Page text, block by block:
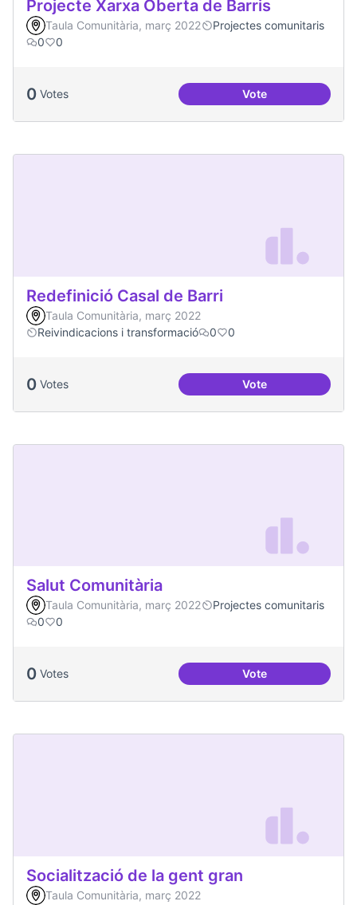
Projecte Xarxa Oberta de Barris
Taula Comunitària, març 2022
Projectes comunitaris
0
0
0 Votes VoteProjecte Xarxa
Redefinició Casal de Barri
Taula Comunitària, març 2022
Reivindicacions i transformació
0 0
0 Votes VoteRedefinició Casal
Salut Comunitària
Taula Comunitària, març 2022
Projectes comunitaris
0
0
0 Votes VoteSalut Comunitària
Socialització de la gent gran
Taula Comunitària, març 2022